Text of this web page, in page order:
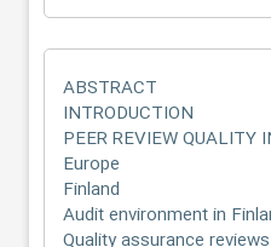
ABSTRACT
INTRODUCTION
PEER REVIEW QUALITY
Europe
Finland
Audit environment in
Quality assurance reviews